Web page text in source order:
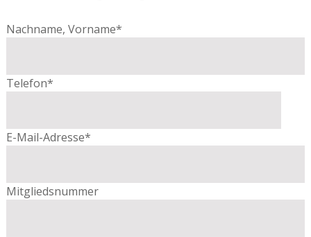
Nachname, Vorname*
Telefon*
E-Mail-Adresse*
Mitgliedsnummer